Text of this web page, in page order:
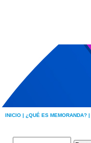
INICIO | ¿QUÉ ES MEMORANDA? |